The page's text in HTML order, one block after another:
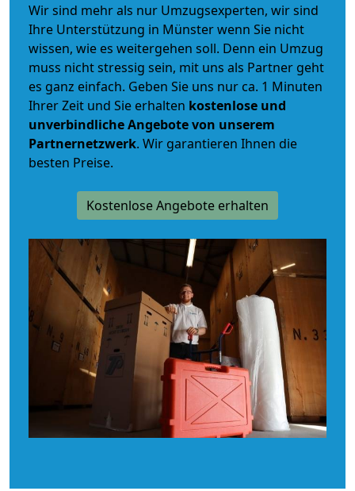
Wir sind mehr als nur Umzugsexperten, wir sind
Ihre Unterstützung in Münster wenn Sie nicht
wissen, wie es weitergehen soll. Denn ein Umzug
muss nicht stressig sein, mit uns als Partner geht
es ganz einfach. Geben Sie uns nur ca. 1 Minuten
Ihrer Zeit und Sie erhalten kostenlose und
unverbindlicheAngebote von unserem
Partnernetzwerk. Wir garantieren Ihnen die
besten Preise.
Kostenlose Angebote erhalten